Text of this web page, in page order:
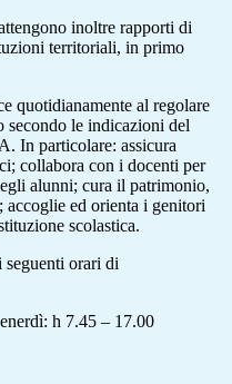
inoltre rapporti di
territoriali, in primo
quotidianamente al regolare
secondo le indicazioni del
In particolare: assicura
collabora con i docenti per
alunni; cura il patrimonio,
accoglie ed orienta i genitori
scolastica.
orari di
h 7.45 – 17.00